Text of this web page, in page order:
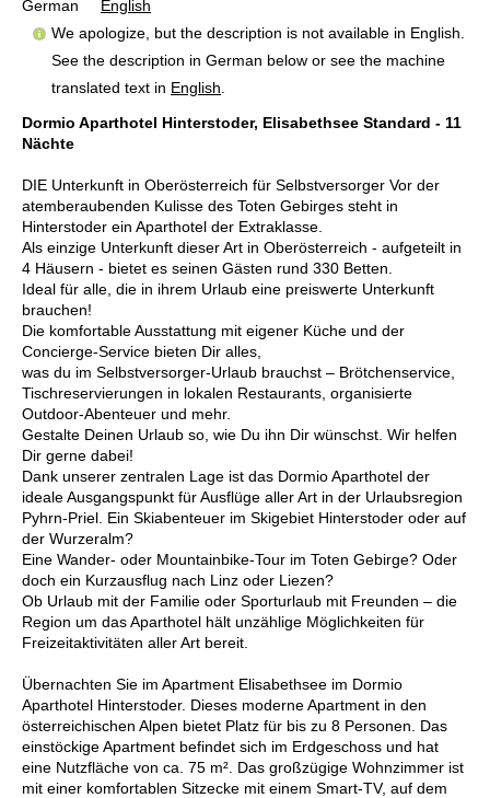
German
English
We apologize, but the description is not available in English.
See the description in German below or see the machine
translated text in English
Dormio Aparthotel Hinterstoder, Elisabethsee Standard - 11
Nächte
DIE Unterkunft in Oberösterreich für Selbstversorger Vor der
atemberaubenden Kulisse des Toten Gebirges steht in
Hinterstoder ein Aparthotel der Extraklasse.
Als einzige Unterkunft dieser Art in Oberösterreich - aufgeteilt in
4 Häusern - bietet es seinen Gästen rund 330 Betten.
Ideal für alle, die in ihrem Urlaub eine preiswerte Unterkunft
brauchen!
Die komfortable Ausstattung mit eigener Küche und der
Concierge-Service bieten Dir alles,
was du im Selbstversorger-Urlaub brauchst – Brötchenservice,
Tischreservierungen in lokalen Restaurants, organisierte
Outdoor-Abenteuer und mehr.
Gestalte Deinen Urlaub so, wie Du ihn Dir wünschst. Wir helfen
Dir gerne dabei!
Dank unserer zentralen Lage ist das Dormio Aparthotel der
ideale Ausgangspunkt für Ausflüge aller Art in der Urlaubsregion
Pyhrn-Priel. Ein Skiabenteuer im Skigebiet Hinterstoder oder auf
der Wurzeralm?
Eine Wander- oder Mountainbike-Tour im Toten Gebirge? Oder
doch ein Kurzausflug nach Linz oder Liezen?
Ob Urlaub mit der Familie oder Sporturlaub mit Freunden – die
Region um das Aparthotel hält unzählige Möglichkeiten für
Freizeitaktivitäten aller Art bereit.
Übernachten Sie im Apartment Elisabethsee im Dormio
Aparthotel Hinterstoder. Dieses moderne Apartment in den
österreichischen Alpen bietet Platz für bis zu 8 Personen. Das
einstöckige Apartment befindet sich im Erdgeschoss und hat
eine Nutzfläche von ca. 75 m². Das großzügige Wohnzimmer ist
mit einer komfortablen Sitzecke mit einem Smart-TV, auf dem